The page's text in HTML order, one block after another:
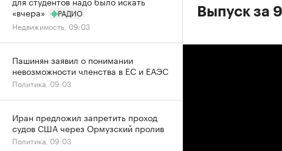
Выпуск за
«вчера»
РАДИО
Недвижимость, 09:03
Пашинян заявил о понимании
невозможности членства в ЕС и ЕАЭС
Политика, 09:03
Иран предложил запретить проход
судов США через Ормузский пролив
Политика, 09:03